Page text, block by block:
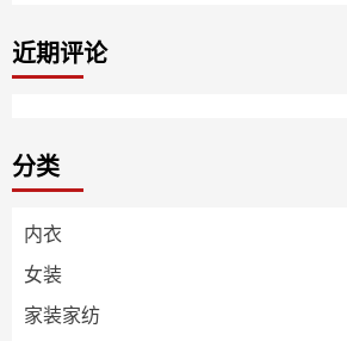
近期评论
分类
内衣
女装
家装家纺